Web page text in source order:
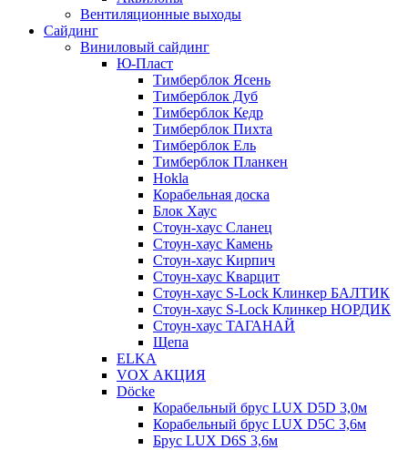
Вентиляционные выходы
Сайдинг
Виниловый сайдинг
Ю-Пласт
Тимберблок Ясень
Тимберблок Дуб
Тимберблок Кедр
Тимберблок Пихта
Тимберблок Ель
Тимберблок Планкен
Hokla
Корабельная доска
Блок Хаус
Стоун-хаус Сланец
Стоун-хаус Камень
Стоун-хаус Кирпич
Стоун-хаус Кварцит
Стоун-хаус S-Lock Клинкер БАЛТИК
Стоун-хаус S-Lock Клинкер НОРДИК
Стоун-хаус ТАГАНАЙ
Щепа
ELKA
VOX АКЦИЯ
Döcke
Корабельный брус LUX D5D 3,0м
Корабельный брус LUX D5C 3,6м
Брус LUX D6S 3,6м